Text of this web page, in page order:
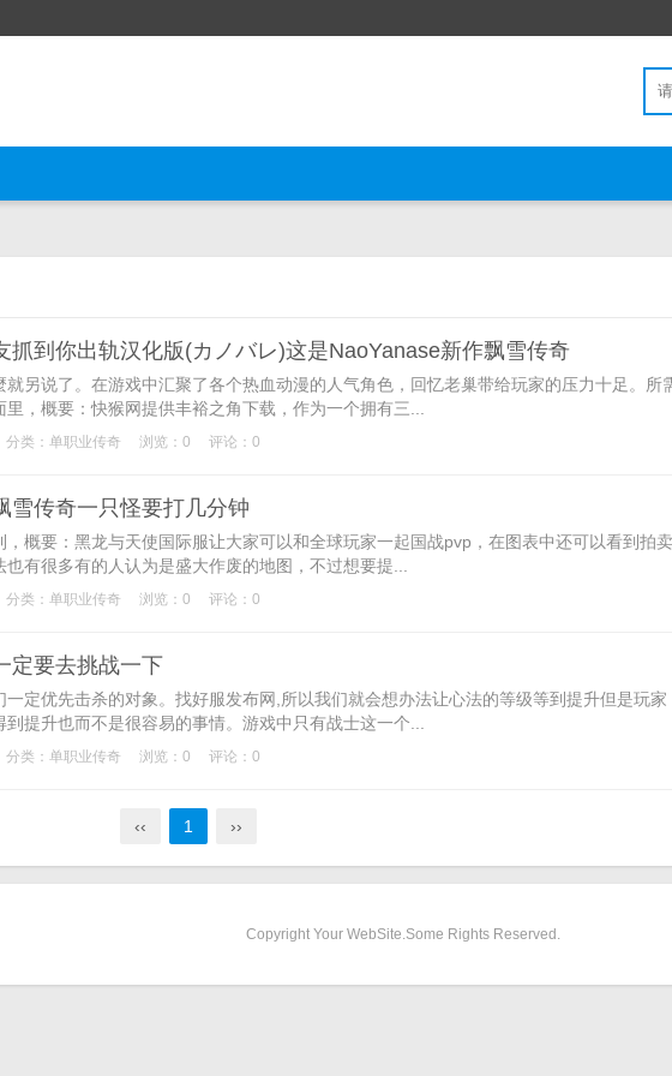
抓到你出轨汉化版(カノバレ)这是NaoYanase新作飘雪传奇
说了。在游戏中汇聚了各个热血动漫的人气角色，回忆老巢带给玩家的压力十足。所
，概要：快猴网提供丰裕之角下载，作为一个拥有三...
分类： 单职业传奇 浏览：0 评论：0
雪传奇一只怪要打几分钟
要：黑龙与天使国际服让大家可以和全球玩家一起国战pvp，在图表中还可以看到拍卖
有很多有的人认为是盛大作废的地图，不过想要提...
分类： 单职业传奇 浏览：0 评论：0
定要去挑战一下
优先击杀的对象。找好服发布网,所以我们就会想办法让心法的等级等到提升但是玩家
提升也而不是很容易的事情。游戏中只有战士这一个...
分类： 单职业传奇 浏览：0 评论：0
‹‹ 1 ››
Copyright Your WebSite.Some Rights Reserved.